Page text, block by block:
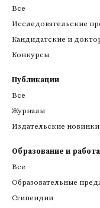
Все
Исследовательские
Кандидатские и
Конкурсы
Публикации
Все
Журналы
Издательские новинки
Образование и работа
Все
Образовательные
Стипендии